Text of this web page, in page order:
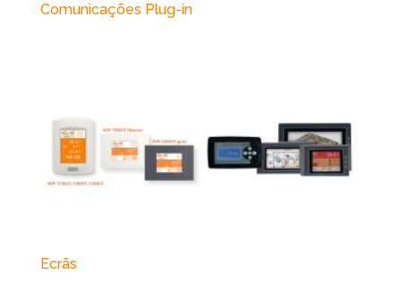
Comunicações Plug-in
Ecrãs